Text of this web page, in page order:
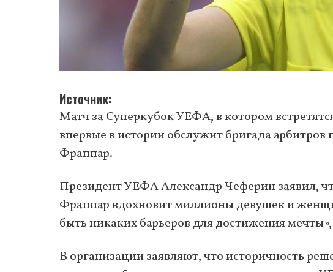
Источник
Матч за Суперкубок УЕФА, в котором
впервые в истории обслужит бригада
Фраппар.
Президент УЕФА Александр Чеферин заявил,
Фраппар вдохновит миллионы девушек и
быть никаких барьеров для достижения мечты»,
В организации заявляют, что историчность